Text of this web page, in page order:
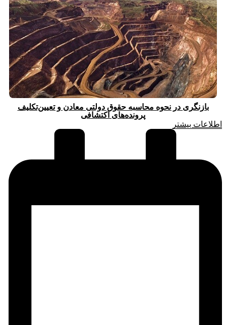
بازنگری در نحوه محاسبه حقوق دولتی معادن و تعیین‌تکلیف
پرونده‌های اکتشافی
اطلاعات بیشتر